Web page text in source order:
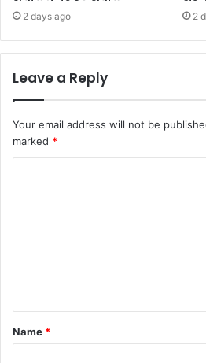
2 days ago 2
Leave a Reply
Your email address will not be
marked *
t
*
Name *